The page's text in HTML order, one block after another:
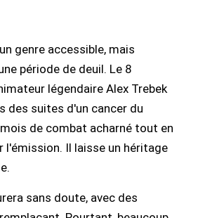
genre accessible, mais
période de deuil. Le 8
légendaire Alex Trebek
des suites d'un cancer du
de combat acharné tout en
l'émission. Il laisse un héritage
sans doute, avec des